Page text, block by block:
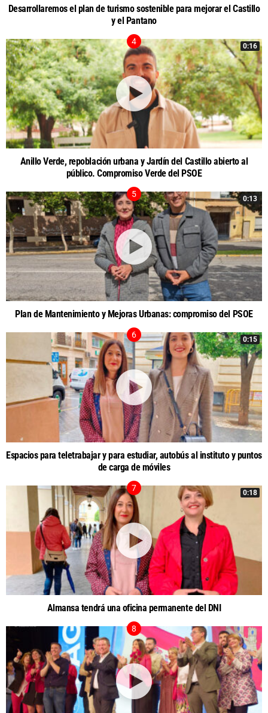
Desarrollaremos el plan de turismo sostenible para mejorar el Castillo
y el Pantano
0:16
Anillo Verde, repoblación urbana y Jardín del Castillo abierto al
público. Compromiso Verde del PSOE
0:13
Plan de Mantenimiento y Mejoras Urbanas: compromiso del PSOE
0:15
Espacios para teletrabajar y para estudiar, autobús al instituto y puntos
de carga de móviles
0:18
Almansa tendrá una oficina permanente del DNI